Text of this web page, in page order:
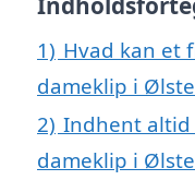
1) Hvad kan et
dameklip i
2) Indhent altid
dameklip i